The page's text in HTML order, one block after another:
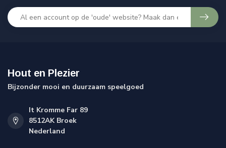
Hout en Plezier
Bijzonder mooi en duurzaam speelgoed
It Kromme Far 89
8512AK Broek
Nederland